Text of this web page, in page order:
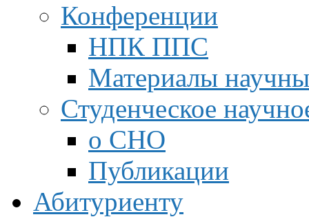
Конференции
НПК ППС
Материалы
Студенческое
о СНО
Публикации
Абитуриенту